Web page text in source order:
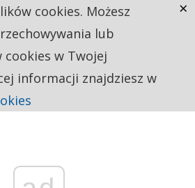
cookies. Możesz
lub
w Twojej
informacji znajdziesz w
×